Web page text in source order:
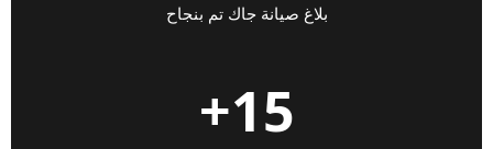
بلاغ صيانة جاك تم بنجاح
15+